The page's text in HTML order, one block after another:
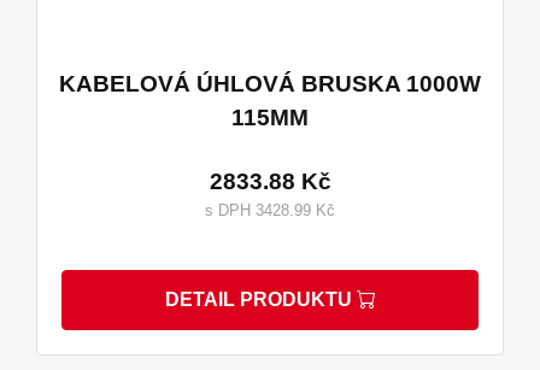
KABELOVÁ ÚHLOVÁ BRUSKA 1000W
115MM
2833.88 Kč
s DPH 3428.99 Kč
DETAIL PRODUKTU